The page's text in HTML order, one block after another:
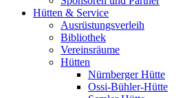
Hütten & Service
Ausrüstungsverleih
Bibliothek
Vereinsräume
Hütten
Nürnberger Hütte
Ossi-Bühler-Hütte